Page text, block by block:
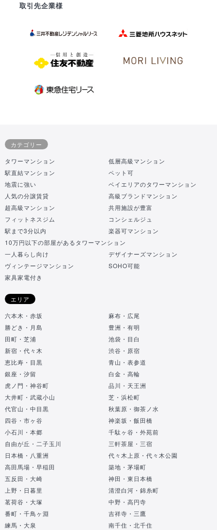
取引先企業様
カテゴリー
タワーマンション
低層高級マンション
駅直結マンション
ペット可
地震に強い
ベイエリアのタワーマンション
人気の分譲賃貸
高級ブランドマンション
超高級マンション
共用施設が豊富
フィットネスジム
コンシェルジュ
駅まで3分以内
楽器可マンション
10万円以下の部屋があるタワーマンション
一人暮らし向け
デザイナーズマンション
ヴィンテージマンション
SOHO可能
家具家電付き
エリア
六本木・赤坂
麻布・広尾
勝どき・月島
豊洲・有明
田町・芝浦
池袋・目白
新宿・代々木
渋谷・原宿
恵比寿・目黒
青山・表参道
銀座・汐留
白金・高輪
虎ノ門・神谷町
品川・天王洲
大井町・武蔵小山
芝・浜松町
代官山・中目黒
秋葉原・御茶ノ水
四谷・市ヶ谷
神楽坂・飯田橋
小石川・本郷
千駄ヶ谷・外苑前
自由が丘・二子玉川
三軒茶屋・三宿
日本橋・八重洲
代々木上原・代々木公園
高田馬場・早稲田
築地・茅場町
五反田・大崎
神田・東日本橋
上野・日暮里
清澄白河・錦糸町
茗荷谷・大塚
中野・高円寺
番町・千鳥ヶ淵
吉祥寺・三鷹
練馬・大泉
南千住・北千住